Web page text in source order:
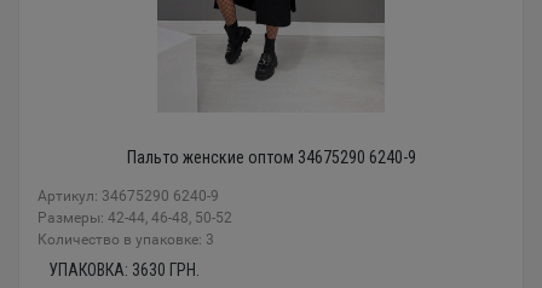
Пальто женские оптом 34675290 6240-9
Артикул: 34675290 6240-9
Размеры: 42-44, 46-48, 50-52
Количество в упаковке: 3
УПАКОВКА: 3630 ГРН.